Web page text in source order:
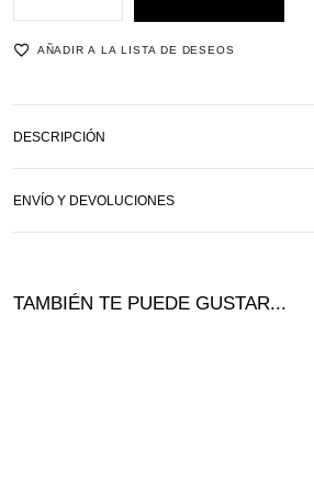
AÑADIR A LA LISTA DE DESEOS
DESCRIPCIÓN
ENVÍO Y DEVOLUCIONES
TAMBIÉN TE PUEDE GUSTAR...